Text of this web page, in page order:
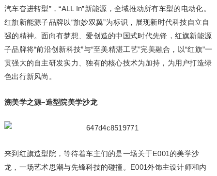
汽车奋进转型”，“ALL In”新能源，全域推动所有车型的电动化。
红旗新能源子品牌以“旗妙双翼”为标识，展现新时代科技自立自
强的精神。面向有梦想、爱创造的中国式时代先锋，红旗新能源
子品牌将“前沿创新科技”与“至美精湛工艺”完美融合，以“红旗”一
贯强大的自主研发实力、独有的核心技术为加持，为用户打造绿
色出行新风尚。
溯美学之源–造型院美学沙龙
来到红旗造型院，等待着车主们的是一场关于E001的美学沙
龙，一场艺术思潮与先锋科技的碰撞。E001外饰主设计师和内